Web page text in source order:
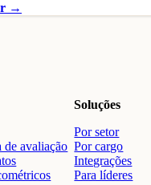
→
de avaliação
Soluções
Por setor
Por cargo
Integrações
Para líderes